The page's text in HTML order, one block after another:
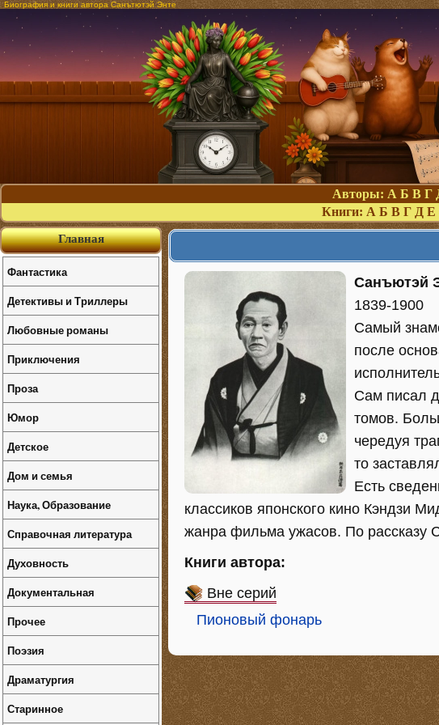
Биография и книги автора Санътютэй Энте
Авторы: А Б В Г
Книги: А Б В Г Д Е
Санъютэй
1839-1900
Самый
после
Сам писал
томов.
чередуя
то
Есть
классиков японского кино Кэндзи
жанра фильма ужасов. По рассказу
Книги автора:
Вне серий
Пионовый фонарь
Главная
Фантастика
Детективы и Триллеры
Любовные романы
Приключения
Проза
Юмор
Детское
Дом и семья
Наука, Образование
Справочная литература
Духовность
Документальная
Прочее
Поэзия
Драматургия
Старинное